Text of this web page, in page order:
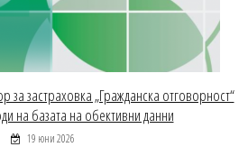
за застраховка „Гражданска отговорност“
на базата на обективни данни
19 юни 2026